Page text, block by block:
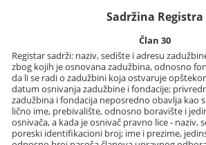
Sadržina Registra
Član 30
Registar sadrži: naziv, sedište i adresu
zbog kojih je osnovana zadužbina, odnosno
da li se radi o zadužbini koja ostvaruje
datum osnivanja zadužbine i fondacije;
zadužbina i fondacija neposredno obavlja kao
lično ime, prebivalište, odnosno boravište i
osnivača, a kada je osnivač pravno lice - naziv,
poreski identifikacioni broj; ime i prezime,